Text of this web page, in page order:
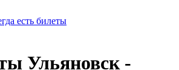
есть билеты
Ульяновск -